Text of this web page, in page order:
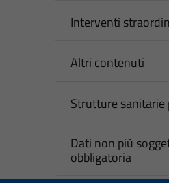
Interventi
Altri contenuti
Strutture
Dati non più
obbligatoria